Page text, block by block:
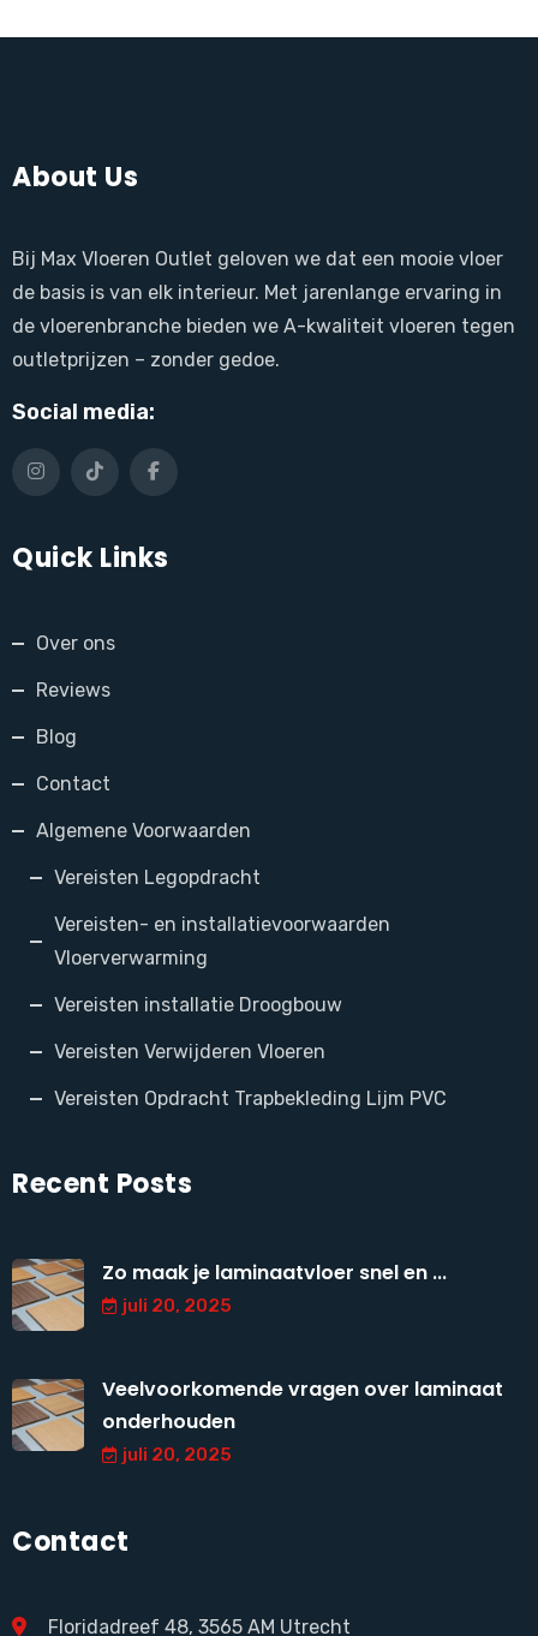
About Us
Bij Max Vloeren Outlet geloven we dat een mooie vloer
de basis is van elk interieur. Met jarenlange ervaring in
de vloerenbranche bieden we A-kwaliteit vloeren tegen
outletprijzen – zonder gedoe.
Social media:
Quick Links
Over ons
Reviews
Blog
Contact
Algemene Voorwaarden
Vereisten Legopdracht
Vereisten- en installatievoorwaarden
Vloerverwarming
Vereisten installatie Droogbouw
Vereisten Verwijderen Vloeren
Vereisten Opdracht Trapbekleding Lijm PVC
Recent Posts
Zo maak je laminaatvloer snel en ...
juli 20, 2025
Veelvoorkomende vragen over laminaat
onderhouden
juli 20, 2025
Contact
Floridadreef 48, 3565 AM Utrecht